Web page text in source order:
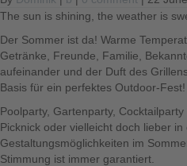
The sun is shining, the weather is
Der Sommer ist da! Warme
Getränke, Freunde, Familie,
aufeinander und der Duft des
Basis für ein perfektes Outdoor-Fest!
Poolparty, Gartenparty,
Picknick oder vielleicht doch lieber
Gestaltungsmöglichkeiten im
Stimmung ist immer garantiert.